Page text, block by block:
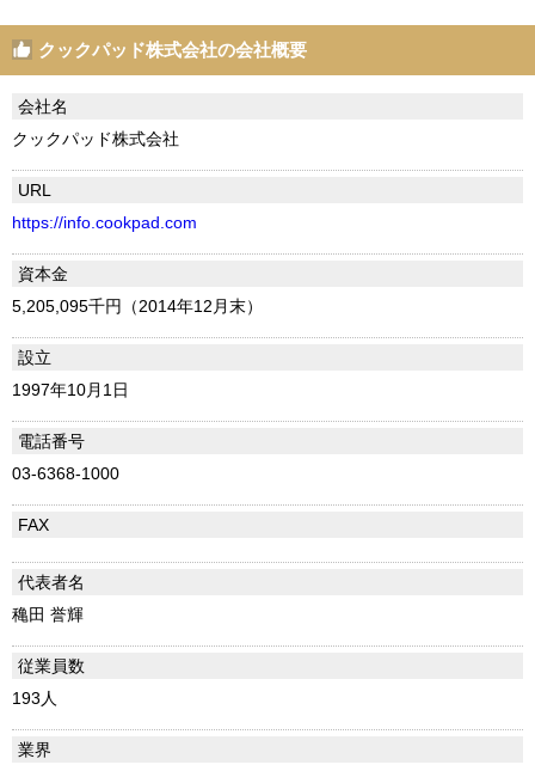
クックパッド株式会社の会社概要
会社名
クックパッド株式会社
URL
https://info.cookpad.com
資本金
5,205,095千円（2014年12月末）
設立
1997年10月1日
電話番号
03-6368-1000
FAX
代表者名
穐田 誉輝
従業員数
193人
業界